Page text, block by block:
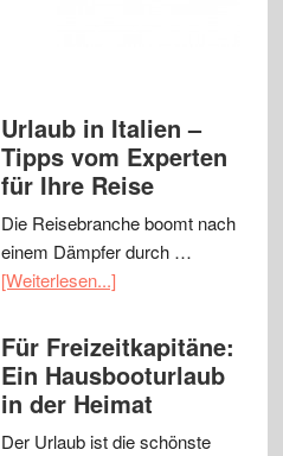
Urlaub in Italien –
Tipps vom Experten
für Ihre Reise
Die Reisebranche boomt nach
einem Dämpfer durch …
[Weiterlesen...]
Für Freizeitkapitäne:
Ein Hausbooturlaub
in der Heimat
Der Urlaub ist die schönste